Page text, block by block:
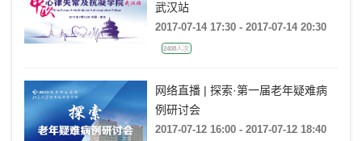
武汉站
2017-07-14 17:30 - 2017-07-14 20:30
2408人次
网络直播 | 探索·第一届老年疑难病
例研讨会
2017-07-12 16:00 - 2017-07-12 18:40